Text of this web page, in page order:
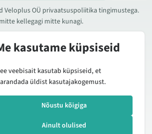
Veloplus OÜ privaatsuspoliitika tingimustega.
kellegagi mitte kunagi.
kampaaniate, uute toodete ning
teeme ka tooteülevaateid.
kasutame küpsiseid
veebisait kasutab küpsiseid, et
üldist kasutajakogemust.
Nõustu kõigiga
Ainult olulised